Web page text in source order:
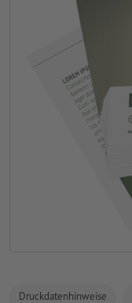
Druckdatenhinweise